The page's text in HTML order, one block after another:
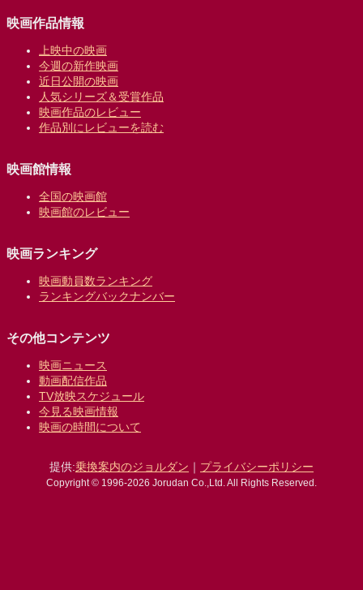
映画作品情報
上映中の映画
今週の新作映画
近日公開の映画
人気シリーズ＆受賞作品
映画作品のレビュー
作品別にレビューを読む
映画館情報
全国の映画館
映画館のレビュー
映画ランキング
映画動員数ランキング
ランキングバックナンバー
その他コンテンツ
映画ニュース
動画配信作品
TV放映スケジュール
今見る映画情報
映画の時間について
提供:乗換案内のジョルダン ｜ プライバシーポリシー
Copyright © 1996-2026 Jorudan Co.,Ltd. All Rights Reserved.